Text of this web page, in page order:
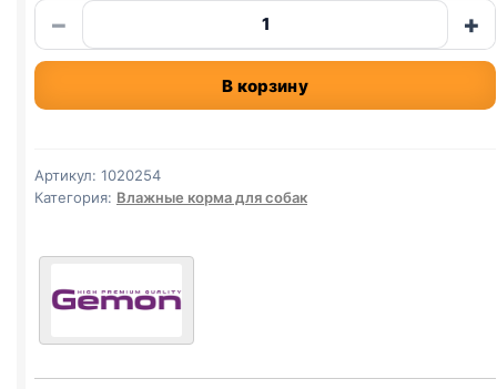
−
Количество
товара
Gemon
б
ИНДЕЙКА)
+
В корзину
Артикул: 1020254
Категория: Влажные корма для собак